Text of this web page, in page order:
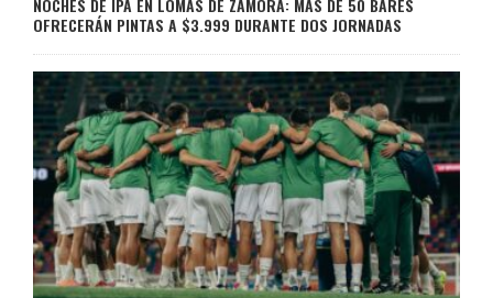
NOCHES DE IPA EN LOMAS DE ZAMORA: MÁS DE 50 BARES
OFRECERÁN PINTAS A $3.999 DURANTE DOS JORNADAS